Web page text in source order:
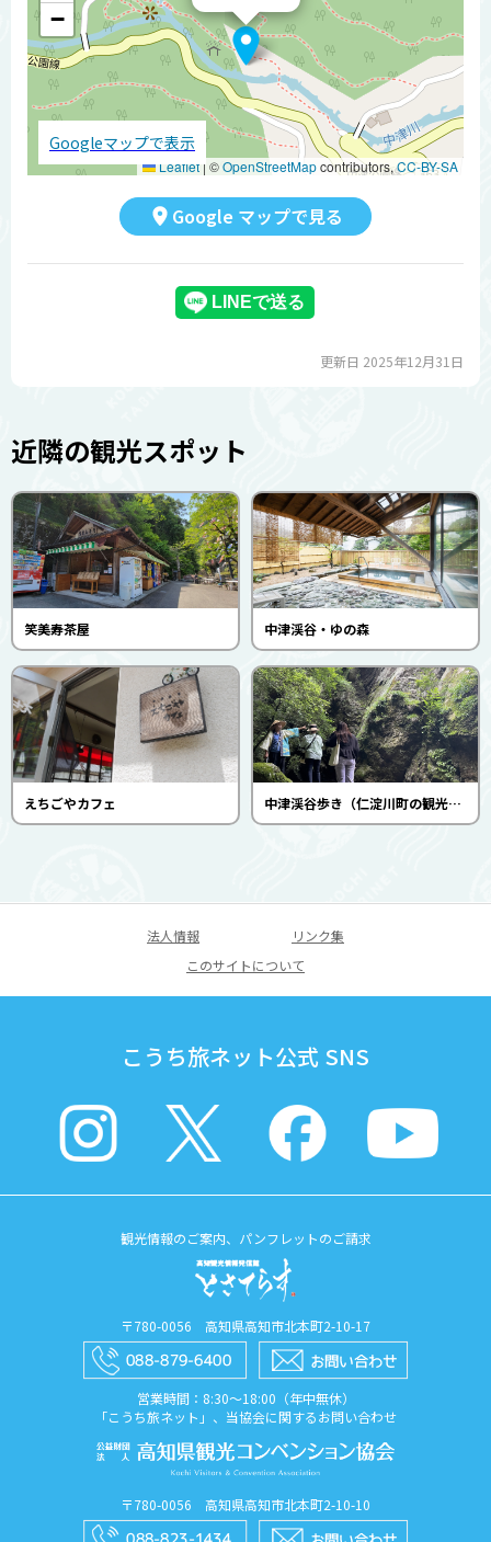
−
Leaflet | ©OpenStreetMapcontributors,CC-BY-SA
Googleマップで表示
Google マップで見る
更新日 2025年12月31日
近隣の観光スポット
笑美寿茶屋 中津渓谷・ゆの森
えちごやカフェ 中津渓谷歩き（仁淀川町の観光を考える会）
法人情報
リンク集
このサイトについて
こうち旅ネット公式 SNS
観光情報のご案内、パンフレットのご請求
〒780-0056 高知県高知市北本町2-10-17
営業時間：8:30〜18:00（年中無休）
「こうち旅ネット」、当協会に関するお問い合わせ
〒780-0056 高知県高知市北本町2-10-10